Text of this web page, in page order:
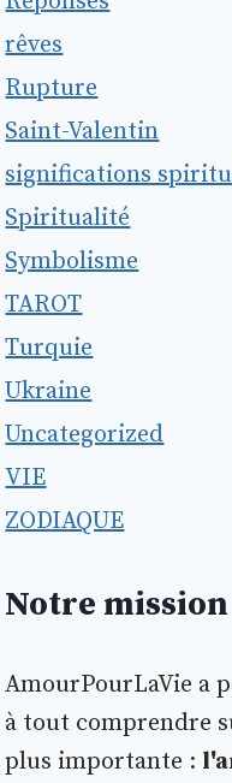
rêves
Rupture
Saint-Valentin
significations
Spiritualité
Symbolisme
TAROT
Turquie
Ukraine
Uncategorized
VIE
ZODIAQUE
Notre mission
AmourPourLaVie a
à tout comprendre
plus importante :